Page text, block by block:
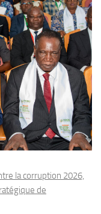
la corruption 2026,
de